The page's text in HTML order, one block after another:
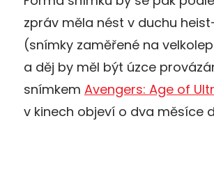
zpráv měla nést v duchu
(snímky zaměřené na
a děj by měl být úzce
snímkem Avengers: Age of
v kinech objeví o dva měsíce